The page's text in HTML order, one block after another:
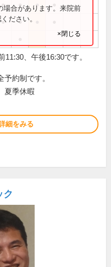
● ● ●
● ●
場合があります。来院前
ださい。
×閉じる
11:30、午後16:30です。
予約制です。
夏季休暇
細をみる
ク